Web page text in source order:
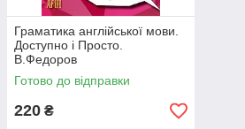
Граматика англійської мови.
Доступно і Просто.
В.Федоров
Готово до відправки
220 ₴